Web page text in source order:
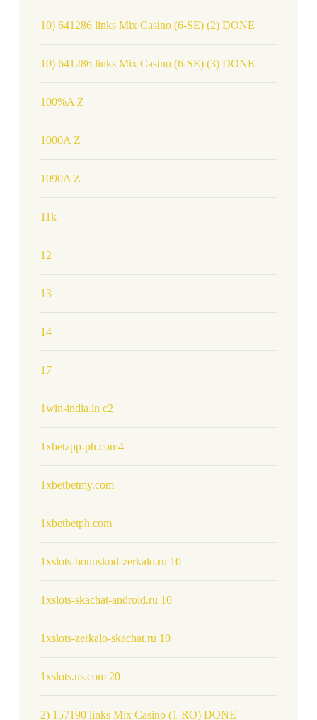
10) 641286 links Mix Casino (6-SE) (2) DONE
10) 641286 links Mix Casino (6-SE) (3) DONE
100%A Z
1000A Z
1090A Z
11k
12
13
14
17
1win-india.in c2
1xbetapp-ph.com4
1xbetbetmy.com
1xbetbetph.com
1xslots-bonuskod-zerkalo.ru 10
1xslots-skachat-android.ru 10
1xslots-zerkalo-skachat.ru 10
1xslots.us.com 20
2) 157190 links Mix Casino (1-RO) DONE